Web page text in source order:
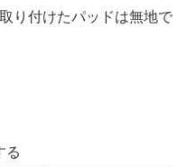
り付けたパッドは無地で
る